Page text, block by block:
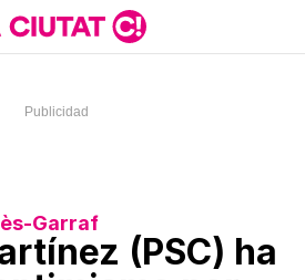
Garraf
(PSC) ha